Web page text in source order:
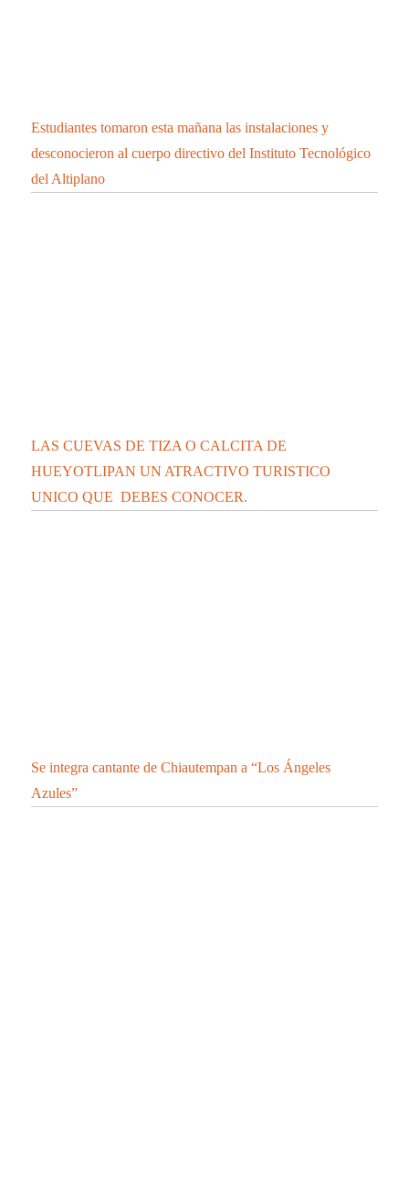
Estudiantes tomaron esta mañana las instalaciones y
desconocieron al cuerpo directivo del Instituto Tecnológico
del Altiplano
LAS CUEVAS DE TIZA O CALCITA DE
HUEYOTLIPAN UN ATRACTIVO TURISTICO
UNICO QUE DEBES CONOCER.
Se integra cantante de Chiautempan a “Los Ángeles
Azules”